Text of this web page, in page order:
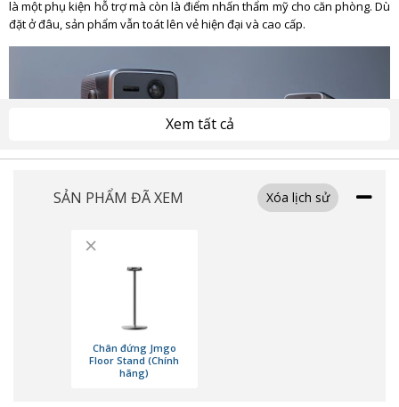
là một phụ kiện hỗ trợ mà còn là điểm nhấn thẩm mỹ cho căn phòng. Dù
đặt ở đâu, sản phẩm vẫn toát lên vẻ hiện đại và cao cấp.
Xem tất cả
SẢN PHẨM ĐÃ XEM Xóa lịch sử
×
Chân đứng Jmgo
Floor Stand (Chính
hãng)